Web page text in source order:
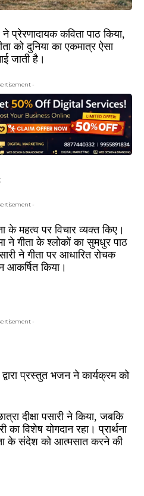
प्रेरणादायक कविता पाठ किया,
को दुनिया का एकमात्र ऐसा
जाती है।
-
-
के महत्व पर विचार व्यक्त किए।
ने गीता के श्लोकों का सुमधुर पाठ
ने गीता पर आधारित रोचक
आकर्षित किया।
-
प्रस्तुत भजन ने कार्यक्रम को
दीक्षा पसारी ने किया, जबकि
का विशेष योगदान रहा। प्रार्थना
के संदेश को आत्मसात करने की